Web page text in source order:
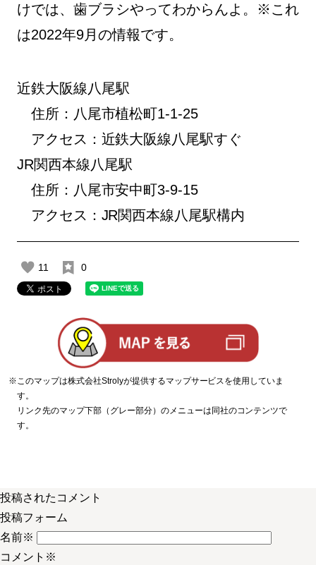
けでは、歯ブラシやってわからんよ。※これ
は2022年9月の情報です。
近鉄大阪線八尾駅
住所：八尾市植松町1-1-25
アクセス：近鉄大阪線八尾駅すぐ
JR関西本線八尾駅
住所：八尾市安中町3-9-15
アクセス：JR関西本線八尾駅構内
11 0
※このマップは株式会社Strolyが提供するマップサービスを使用していま
す。
リンク先のマップ下部（グレー部分）のメニューは同社のコンテンツで
す。
投稿されたコメント
投稿フォーム
名前※
コメント ※